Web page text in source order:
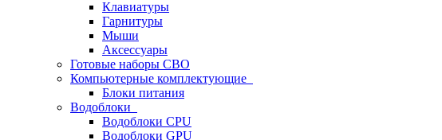
Клавиатуры
Гарнитуры
Мыши
Аксессуары
Готовые наборы СВО
Компьютерные комплектующие
Блоки питания
Водоблоки
Водоблоки CPU
Водоблоки GPU